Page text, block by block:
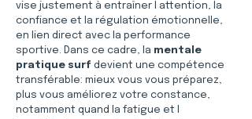
vise justement à entraîner l attention, la
confiance et la régulation émotionnelle,
en lien direct avec la performance
sportive. Dans ce cadre, la mentale
pratique surf devient une compétence
transférable: mieux vous vous préparez,
plus vous améliorez votre constance,
notamment quand la fatigue et l